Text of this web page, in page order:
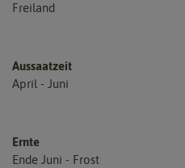
Freiland
Aussaatzeit
April - Juni
Ernte
Ende Juni - Frost